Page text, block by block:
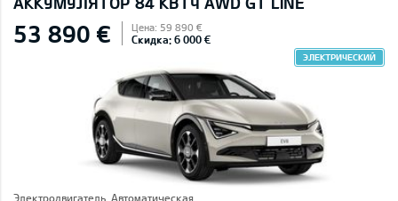
53 890 € Цена: 59 890 €
Скидка: 6 000 €
ЭЛЕКТРИЧЕСКИЙ
Электродвигатель, Автоматическая